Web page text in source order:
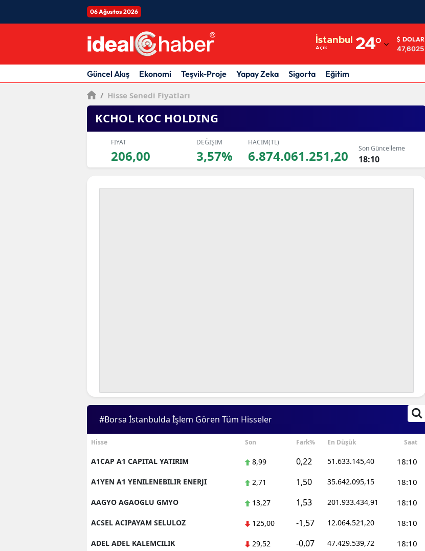
06 Ağustos 2026
İstanbul
Açık 24°
Adıyaman
Afyonkarahisar
Antalya
Çorum
DOLAR
47,6025
Güncel Akış Ekonomi Teşvik-Proje Yapay Zeka Sigorta Eğitim
/ Hisse Senedi Fiyatları
KCHOL KOC HOLDING
FİYAT
206,00
DEĞİŞİM
3,57%
HACİM(TL)
6.874.061.251,20 Son Güncelleme
18:10
#Borsa İstanbulda İşlem Gören Tüm Hisseler
Hisse Son Fark% En Düşük Saat
A1CAP A1 CAPITAL YATIRIM 8,99 0,22 51.633.145,40 18:10
A1YEN A1 YENILENEBILIR ENERJI 2,71 1,50 35.642.095,15 18:10
AAGYO AGAOGLU GMYO 13,27 1,53 201.933.434,91 18:10
ACSEL ACIPAYAM SELULOZ 125,00 -1,57 12.064.521,20 18:10
ADEL ADEL KALEMCILIK 29,52 -0,07 47.429.539,72 18:10